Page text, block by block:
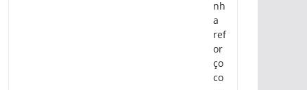
nh
a
ref
or
ço
co